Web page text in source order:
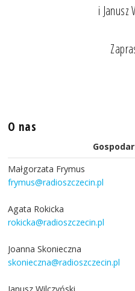
i Janusz
O nas
Małgorzata Frymus
frymus@radioszczecin.pl
Agata Rokicka
rokicka@radioszczecin.pl
Joanna Skonieczna
skonieczna@radioszczecin.pl